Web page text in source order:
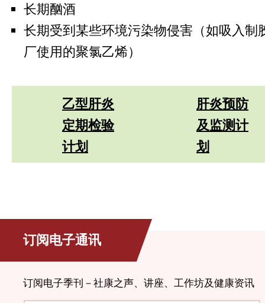
长期酗酒
长期受到某些环境污染物侵害（如吸入制
厂使用的聚氯乙烯）
乙型肝炎
定期检验
计划
肝炎预防
及监测计
划
订阅电子通讯
订阅电子季刊－社康之声、讲座、工作坊及健康资讯